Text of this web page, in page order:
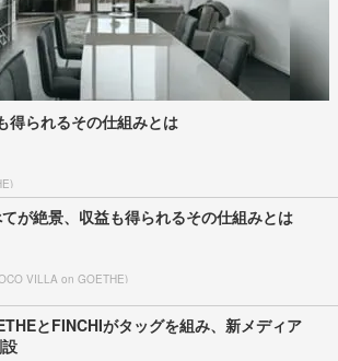
得られるその仕組みとは
が絶景、収益も得られるその仕組みとは
VILLA on GOETHE)
とFINCHIがタッグを組み、新メディア